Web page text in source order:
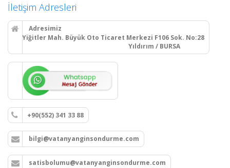
İletişim Adresleri
Adresimiz
Yiğitler Mah. Büyük Oto Ticaret Merkezi F106 Sok. No:28
Yıldırım / BURSA
+90(552) 341 33 88
bilgi@vatanyanginsondurme.com
satisbolumu@vatanyanginsondurme.com